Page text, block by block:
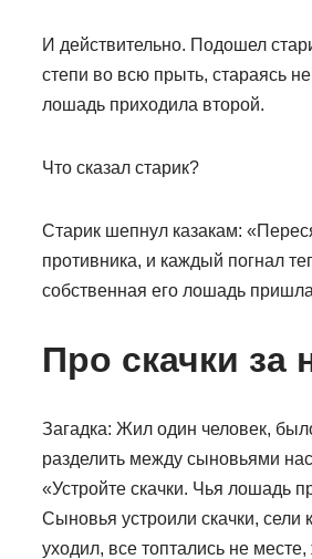
И действительно. Подошел
степи во всю прыть, стараясь
лошадь приходила второй.
Что сказал старик?
Старик шепнул казакам:
противника, и каждый погнал
собственная его лошадь
Про скачки за
Загадка: Жил один человек,
разделить между сыновьями
«Устройте скачки. Чья лошадь
Сыновья устроили скачки, сели
уходил, все топтались не